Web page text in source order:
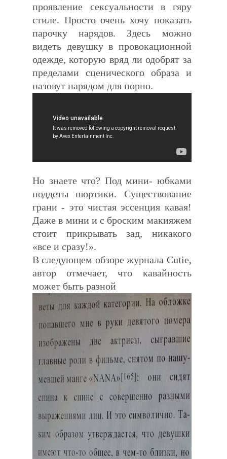
проявление сексуальности в гяру
стиле. Просто очень хочу показать
парочку нарядов. Здесь можно
видеть девушку в провокационной
одежде, которую вряд ли одобрят за
пределами сценического образа и
назовут нарядом для порно.
Но знаете что? Под мини- юбками
поддеты шортики. Существование
грани - это чистая эссенция кавая!
Даже в мини и с броским макияжем
стоит прикрывать зад, никакого
«все и сразу!».
В следующем обзоре журнала Cutie,
автор отмечает, что кавайность
может быть разной